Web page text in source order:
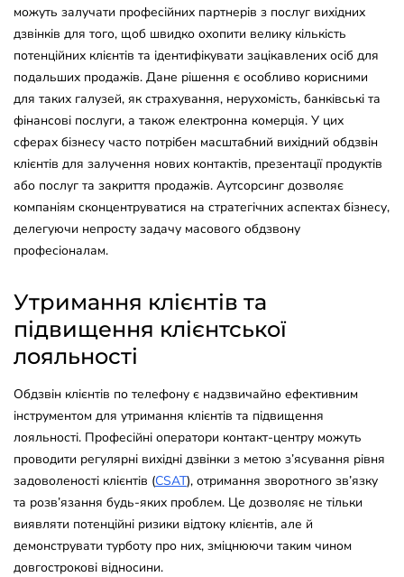
можуть залучати професійних партнерів з послуг вихідних
дзвінків для того, щоб швидко охопити велику кількість
потенційних клієнтів та ідентифікувати зацікавлених осіб для
подальших продажів. Дане рішення є особливо корисними
для таких галузей, як страхування, нерухомість, банківські та
фінансові послуги, а також електронна комерція. У цих
сферах бізнесу часто потрібен масштабний вихідний обдзвін
клієнтів для залучення нових контактів, презентації продуктів
або послуг та закриття продажів. Аутсорсинг дозволяє
компаніям сконцентруватися на стратегічних аспектах бізнесу,
делегуючи непросту задачу масового обдзвону
професіоналам.
Утримання клієнтів та
підвищення клієнтської
лояльності
Обдзвін клієнтів по телефону є надзвичайно ефективним
інструментом для утримання клієнтів та підвищення
лояльності. Професійні оператори контакт-центру можуть
проводити регулярні вихідні дзвінки з метою з’ясування рівня
задоволеності клієнтів (CSAT), отримання зворотного зв’язку
та розв’язання будь-яких проблем. Це дозволяє не тільки
виявляти потенційні ризики відтоку клієнтів, але й
демонструвати турботу про них, зміцнюючи таким чином
довгострокові відносини.